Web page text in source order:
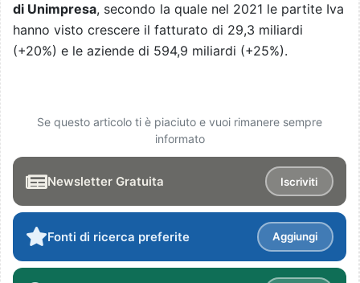
di Unimpresa, secondo la quale nel 2021 le partite Iva
hanno visto crescere il fatturato di 29,3 miliardi
(+20%) e le aziende di 594,9 miliardi (+25%).
Se questo articolo ti è piaciuto e vuoi rimanere sempre
informato
Newsletter Gratuita Iscriviti
Fonti di ricerca preferite Aggiungi